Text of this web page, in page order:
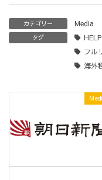
カテゴリー Media
タグ
フル
海外